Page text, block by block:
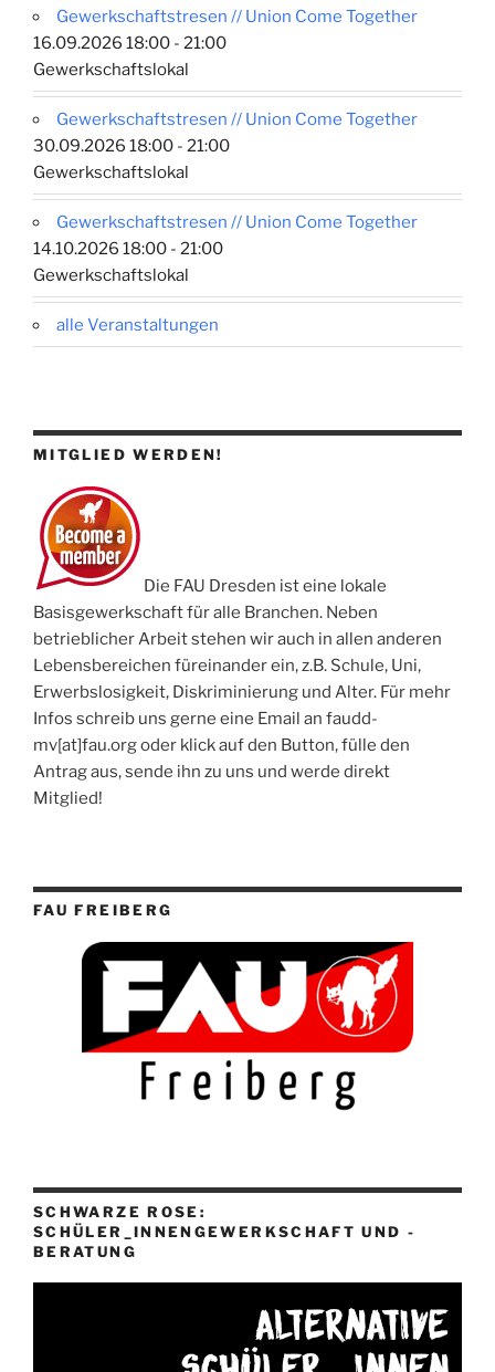
Gewerkschaftstresen // Union Come Together
16.09.2026 18:00 - 21:00
Gewerkschaftslokal
Gewerkschaftstresen // Union Come Together
30.09.2026 18:00 - 21:00
Gewerkschaftslokal
Gewerkschaftstresen // Union Come Together
14.10.2026 18:00 - 21:00
Gewerkschaftslokal
alle Veranstaltungen
MITGLIED WERDEN!
Die FAU Dresden ist eine lokale
Basisgewerkschaft für alle Branchen. Neben
betrieblicher Arbeit stehen wir auch in allen anderen
Lebensbereichen füreinander ein, z.B. Schule, Uni,
Erwerbslosigkeit, Diskriminierung und Alter. Für mehr
Infos schreib uns gerne eine Email an faudd-
mv[at]fau.org oder klick auf den Button, fülle den
Antrag aus, sende ihn zu uns und werde direkt
Mitglied!
FAU FREIBERG
SCHWARZE ROSE:
SCHÜLER_INNENGEWERKSCHAFT UND -
BERATUNG